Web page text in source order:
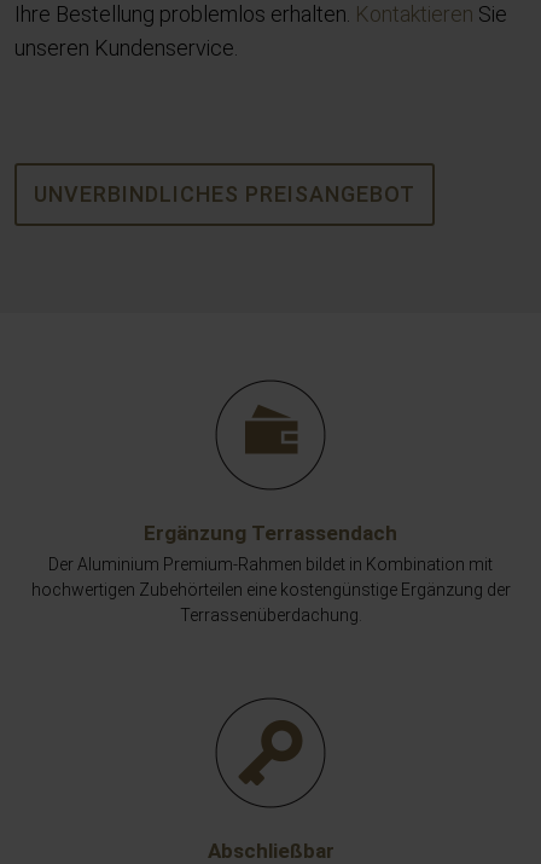
Ihre Bestellung problemlos erhalten. Kontaktieren Sie
unseren Kundenservice.
UNVERBINDLICHES PREISANGEBOT
Ergänzung Terrassendach
Der Aluminium Premium-Rahmen bildet in Kombination mit
hochwertigen Zubehörteilen eine kostengünstige Ergänzung der
Terrassenüberdachung.
Abschließbar